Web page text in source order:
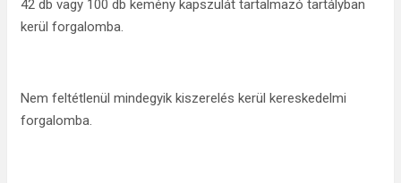
42 db vagy 100 db kemény kapszulát tartalmazó tartályban
kerül forgalomba.
Nem feltétlenül mindegyik kiszerelés kerül kereskedelmi
forgalomba.